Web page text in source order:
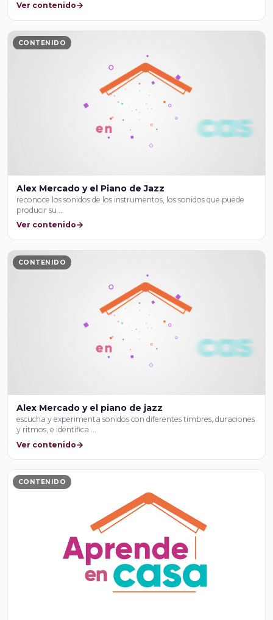
Ver contenido
CONTENIDO
Alex Mercado y el Piano de Jazz
reconoce los sonidos de los instrumentos, los sonidos que puede
producir su …
Ver contenido
CONTENIDO
Alex Mercado y el piano de jazz
escucha y experimenta sonidos con diferentes timbres, duraciones
y ritmos, e identifica …
Ver contenido
CONTENIDO